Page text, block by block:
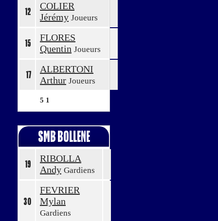
12
COLIER
Jérémy Joueurs
15
FLORES
Quentin Joueurs
17
ALBERTONI
Arthur Joueurs
5 1
SMB BOLLENE
19
RIBOLLA
Andy Gardiens
30
FEVRIER
Mylan
Gardiens